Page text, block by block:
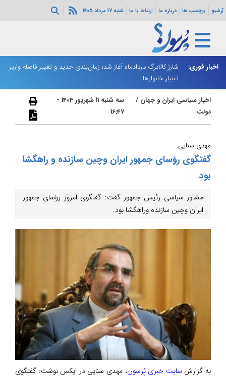
آرشیو برچسب ها درباره ما ارتباط با ما شنبه 17 مرداد 1405
اخبار فوری:
هرمز ادامه
شارژ کالابرگ مردادماه آغاز شد؛ زمان‌بندی جدید و تغییر فاصله واریز
اعتبار خانوارها
اخبار سیاسی ایران و جهان /
دولت
سه شنبه 11 شهریور 1404 -
16:47
مهدی سنایی:
گفتگوی رؤسای جمهور ایران وچین سازنده و راهگشا
بود
مشاور سیاسی رئیس جمهور گفت: گفتگوی امروز رؤسای جمهور
ایران وچین سازنده وراهگشا بود.
به گزارش سایت خبری پُرسون، مهدی سنایی در ایکس نوشت: گفتگوی